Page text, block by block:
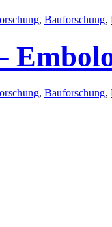
, Bauforschung,
, Bauforschung,